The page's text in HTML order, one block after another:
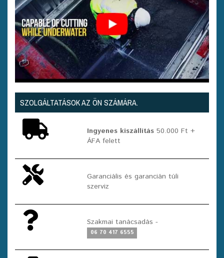
SZOLGÁLTATÁSOK AZ ÖN SZÁMÁRA.
Ingyenes kiszállítás 50.000 Ft +
ÁFA felett
Garanciális és garancián túli
szerviz
Szakmai tanácsadás -
06 70 417 6555